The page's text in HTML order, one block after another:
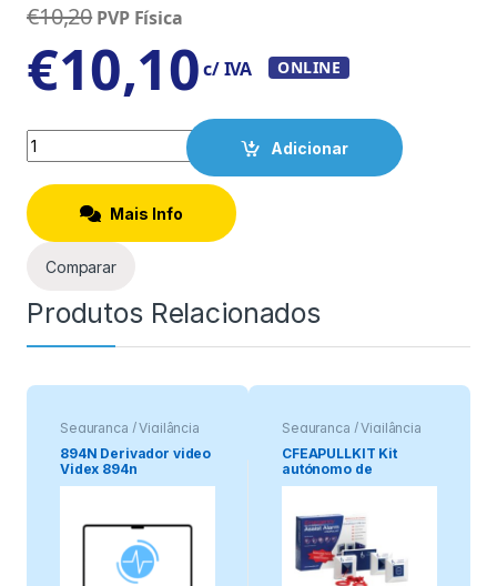
€10,20 PVP Física
€10,10c/ IVA ONLINE
Quantity
Adicionar
Mais Info
Comparar
Produtos Relacionados
Segurança / Vigilância
894N Derivador video
Videx 894n
Segurança / Vigilância
CFEAPULLKIT Kit
autónomo de
emergência – p/
assistência